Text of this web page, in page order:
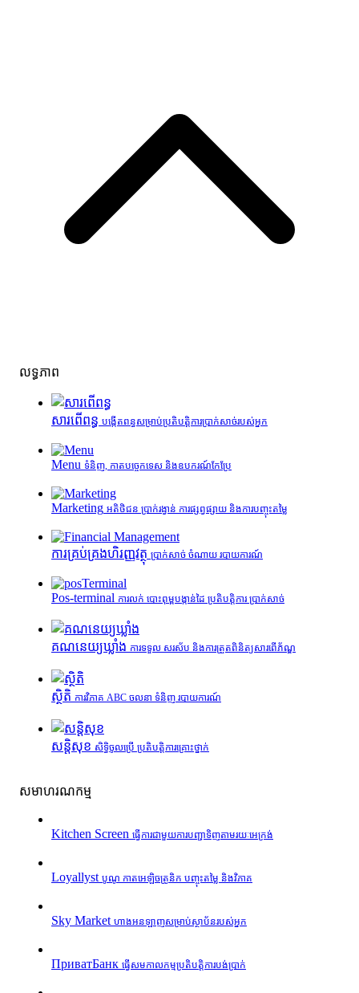
លទ្ធភាព
សារពើពន្ធ បង្កើតពន្ធសម្រាប់ប្រតិបត្តិការប្រាក់សាច់របស់អ្នក
Menu ទំនិញ, កាតបច្ចេកទេស និងឧបករណ៍កែប្រែ
Marketing អតិថិជន ប្រាក់រង្វាន់ ការផ្សព្វផ្សាយ និងការបញ្ចុះតម្លៃ
ការគ្រប់គ្រង​ហិរញ្ញវត្ថុ ប្រាក់សាច់ ចំណាយ របាយការណ៍
Pos-terminal ការលក់ បោះពុម្ពបង្កាន់ដៃ ប្រតិបត្តិការ ប្រាក់សាច់
គណនេយ្យឃ្លាំង ការទទួល សរស័ប និងការត្រួតពិនិត្យសារពើភ័ណ្ឌ
ស្ថិតិ ការវិភាគ ABC ចលនា ទំនិញ របាយការណ៍
សន្តិសុខ សិទ្ធិចូលប្រើ ប្រតិបត្តិការគ្រោះថ្នាក់
សមាហរណកម្ម
Kitchen Screen ធ្វើការជាមួយការបញ្ជាទិញតាមរយៈអេក្រង់
Loyallyst បូណូ កាតអេឡិចត្រូនិក បញ្ចុះតម្លៃ និងវិភាគ
Sky Market ហាងអនឡាញសម្រាប់ស្ថាប័នរបស់អ្នក
ПриватБанк ធ្វើសមកាលកម្មប្រតិបត្តិការបង់ប្រាក់